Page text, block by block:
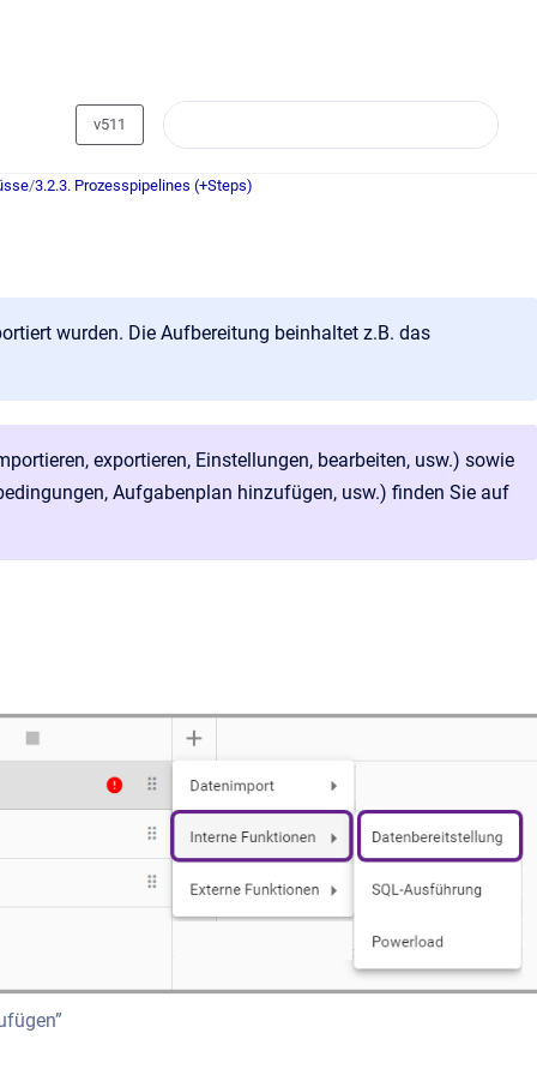
v511
/3.2.3. Prozesspipelines (+Steps)
wurden. Die Aufbereitung beinhaltet z.B. das
exportieren, Einstellungen, bearbeiten, usw.) sowie
Aufgabenplan hinzufügen, usw.) finden Sie auf